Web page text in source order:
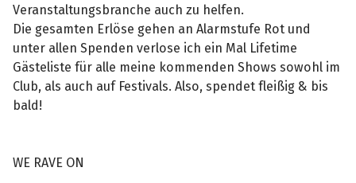
Veranstaltungsbranche auch zu helfen.
Die gesamten Erlöse gehen an Alarmstufe Rot und
unter allen Spenden verlose ich ein Mal Lifetime
Gästeliste für alle meine kommenden Shows sowohl im
Club, als auch auf Festivals. Also, spendet fleißig & bis
bald!
WE RAVE ON